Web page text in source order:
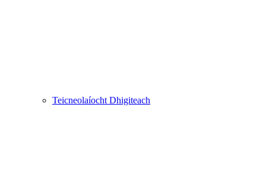
Teicneolaíocht Dhigiteach